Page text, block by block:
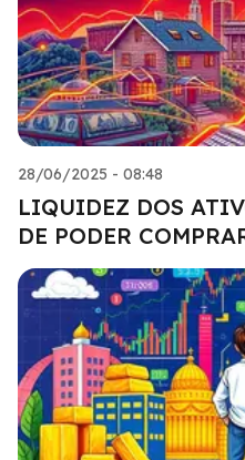
28/06/2025 - 08:48
LIQUIDEZ DOS
DE PODER